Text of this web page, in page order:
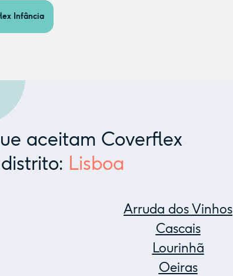
Infância
aceitam Coverflex
Lisboa
Arruda dos Vinhos
Cascais
Lourinhã
Oeiras